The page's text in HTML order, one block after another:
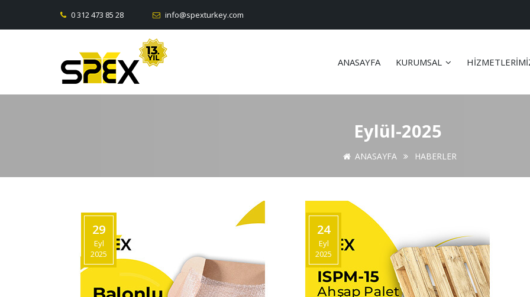
0 312 473 85 28 info@spexturkey.com
ANASAYFA KURUMSAL
Eylül-2025
ANASAYFA HABERLER
29
Eyl
2025
24
Eyl
2025